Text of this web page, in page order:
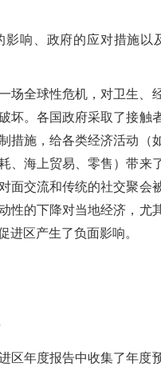
影响、政府的应对措施以
场全球性危机，对卫生、
坏。各国政府采取了接触
措施，给各类经济活动（
、海上贸易、零售）带来
面交流和传统的社交聚会
性的下降对当地经济，尤
进区产生了负面影响。
区年度报告中收集了年度